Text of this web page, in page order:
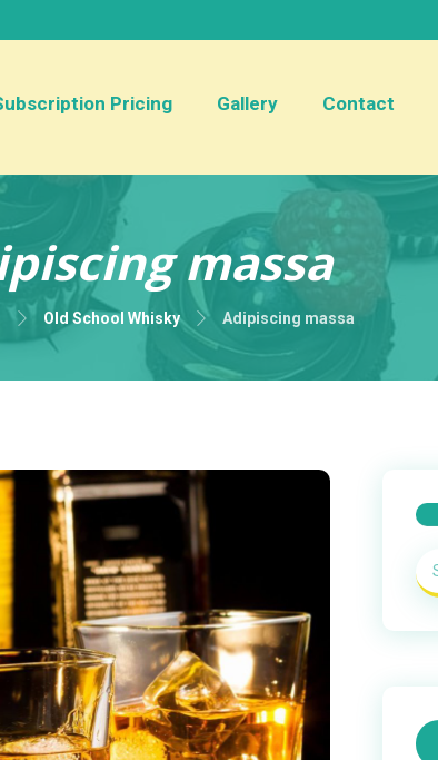
Pricing Gallery Contact
massa
Old School Whisky Adipiscing massa